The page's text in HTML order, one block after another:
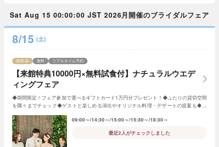
Sat Aug 15 00:00:00 JST 2026月開催のブライダルフェア
8/15 (土)
【来館特典10000円×無料試食付】ナチュラルウエデ
ィングフェア
残席 無料 リアルタイム予約
◆期間限定！フェア参加で選べるギフトカード1万円分プレゼント！◆ふたりの貸切空間
を隅々までチェック◆ゲストと楽しめる演出やオリジナル料理・デザートの提案も◆セ
09:00～ 14:30～ 15:00～ 15:30～ 18:30～
最近2人がチェックしました